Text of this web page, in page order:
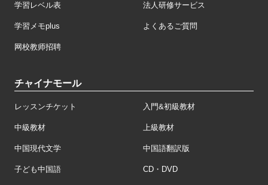
学習レベル表 法人研修サービス
学習メモplus よくあるご質問
网校教师招聘
チャイナモール
レッスンチケット 入門&初級教材
中級教材 上級教材
中国現代文学 中国語翻訳版
子ども中国語 CD・DVD